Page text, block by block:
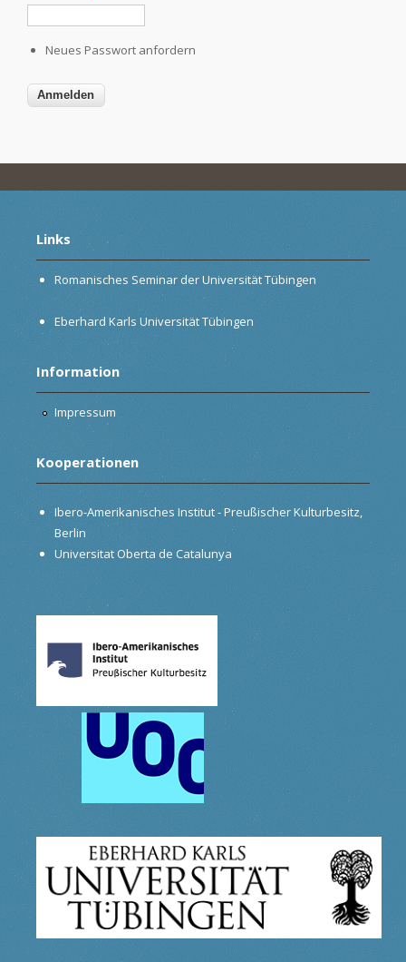
Neues Passwort anfordern
Links
Romanisches Seminar der Universität Tübingen
Eberhard Karls Universität Tübingen
Information
Impressum
Kooperationen
Ibero-Amerikanisches Institut - Preußischer Kulturbesitz,
Berlin
Universitat Oberta de Catalunya